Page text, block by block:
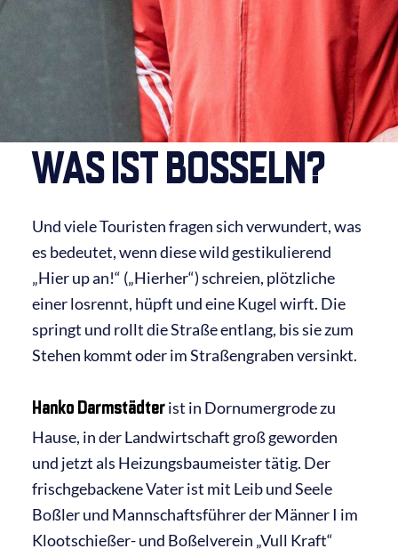
WAS IST BOSSELN?
Und viele Touristen fragen sich verwundert, was
es bedeutet, wenn diese wild gestikulierend
„Hier up an!“ („Hierher“) schreien, plötzliche
einer losrennt, hüpft und eine Kugel wirft. Die
springt und rollt die Straße entlang, bis sie zum
Stehen kommt oder im Straßengraben versinkt.
Hanko Darmstädterist in Dornumergrode zu
Hause, in der Landwirtschaft groß geworden
und jetzt als Heizungsbaumeister tätig. Der
frischgebackene Vater ist mit Leib und Seele
Boßler und Mannschaftsführer der Männer I im
Klootschießer- und Boßelverein „Vull Kraft“